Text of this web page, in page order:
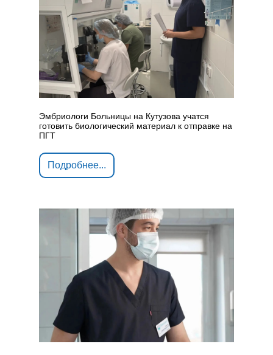
Эмбриологи Больницы на Кутузова учатся
готовить биологический материал к отправке на
ПГТ
Подробнее...